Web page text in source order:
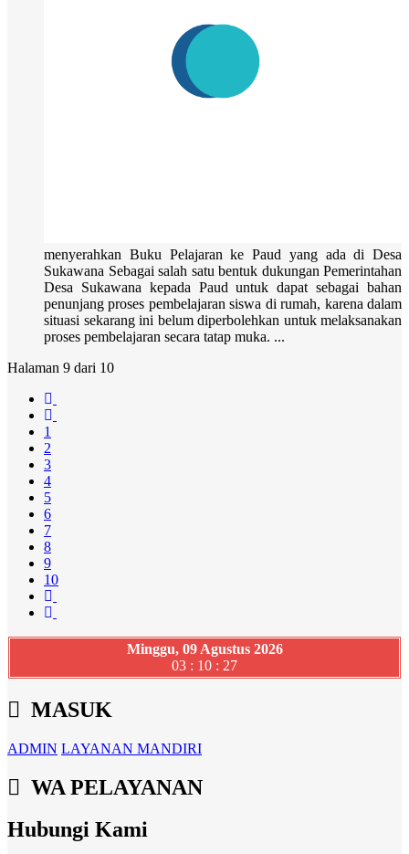
menyerahkan Buku Pelajaran ke Paud yang ada di Desa
Sukawana Sebagai salah satu bentuk dukungan Pemerintahan
Desa Sukawana kepada Paud untuk dapat sebagai bahan
penunjang proses pembelajaran siswa di rumah, karena dalam
situasi sekarang ini belum diperbolehkan untuk melaksanakan
proses pembelajaran secara tatap muka. ...
Halaman 9 dari 10
1
2
3
4
5
6
7
8
9
10
Minggu, 09 Agustus 2026
03 : 10 : 28
MASUK
ADMIN LAYANAN MANDIRI
WA PELAYANAN
Hubungi Kami